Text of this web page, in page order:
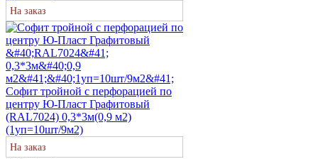
На заказ
Софит тройной с перфорацией по
центру Ю-Пласт Графитовый
(RAL7024) 0,3*3м(0,9 м2)
(1уп=10шт/9м2)
На заказ